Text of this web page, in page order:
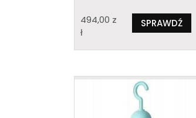
494,00 z
ł
SPRAWDŹ